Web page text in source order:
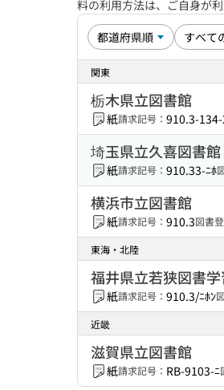
料の利用方法は、ご自身が
関東
栃木県立図書館
紙請求記号： 910.3-
埼玉県立久喜図書館
紙請求記号： 910.33-ﾆﾎ
横浜市立図書館
紙請求記号： 910.3図書
東海・北陸
福井県立若狭図書
紙請求記号： 910.3/ﾆﾎﾝ
近畿
滋賀県立図書館
紙請求記号： RB-9103-ﾆ